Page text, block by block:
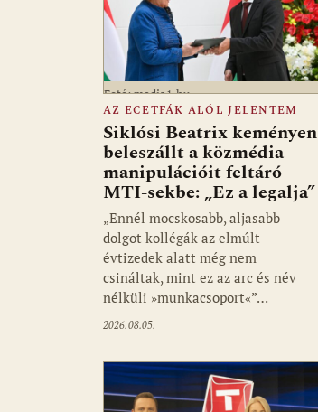
Fotó: media1.hu
AZ ECETFÁK ALÓL JELENTEM
Siklósi Beatrix keményen
beleszállt a közmédia
manipulációit feltáró
MTI-sekbe: „Ez a legalja”
„Ennél mocskosabb, aljasabb
dolgot kollégák az elmúlt
évtizedek alatt még nem
csináltak, mint ez az arc és név
nélküli »munkacsoport«”…
2026.08.05.